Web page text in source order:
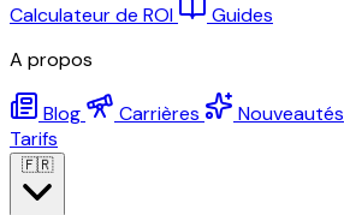
Calculateur de ROI
Guides
A propos
Blog Carrières
Nouveautés
Tarifs
🇫🇷